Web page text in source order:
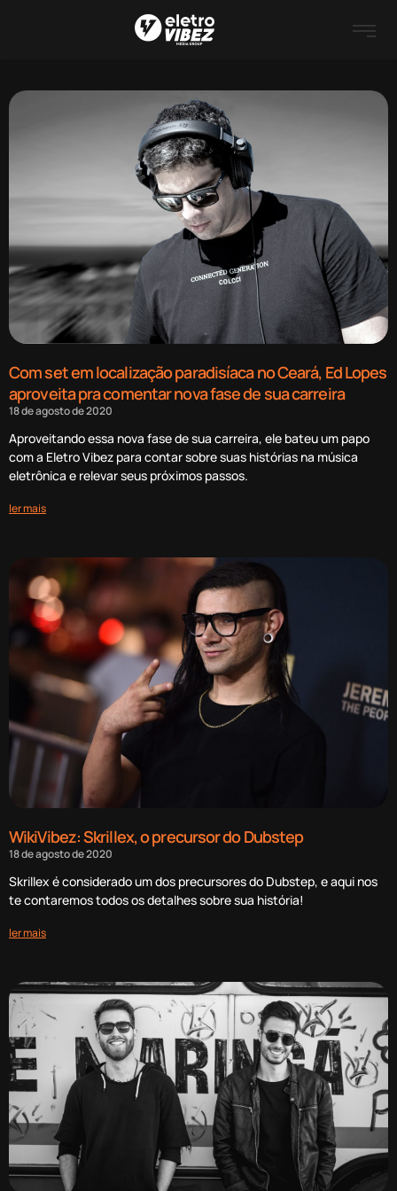
Com set em localização paradisíaca no Ceará, Ed Lopes
aproveita pra comentar nova fase de sua carreira
18 de agosto de 2020
Aproveitando essa nova fase de sua carreira, ele bateu um papo
com a Eletro Vibez para contar sobre suas histórias na música
eletrônica e relevar seus próximos passos.
ler mais
WikiVibez: Skrillex, o precursor do Dubstep
18 de agosto de 2020
Skrillex é considerado um dos precursores do Dubstep, e aqui nos
te contaremos todos os detalhes sobre sua história!
ler mais